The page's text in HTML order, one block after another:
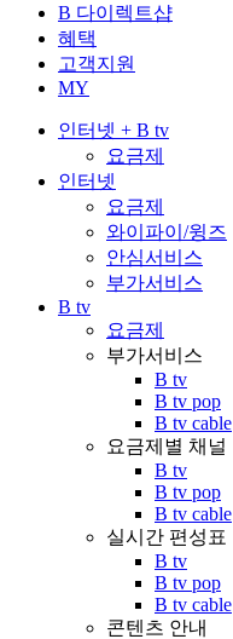
B 다이렉트샵
혜택
고객지원
MY
인터넷 + B tv
요금제
인터넷
요금제
와이파이/윙즈
안심서비스
부가서비스
B tv
요금제
부가서비스
B tv
B tv pop
B tv cable
요금제별 채널
B tv
B tv pop
B tv cable
실시간 편성표
B tv
B tv pop
B tv cable
콘텐츠 안내